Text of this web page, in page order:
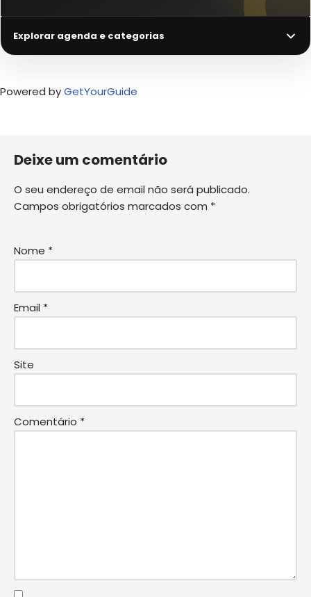
Explorar agenda e categorias
Powered byGetYourGuide
Deixe um comentário
O seu endereço de email não será publicado.
Campos obrigatórios marcados com *
Nome *
Email *
Site
Comentário *